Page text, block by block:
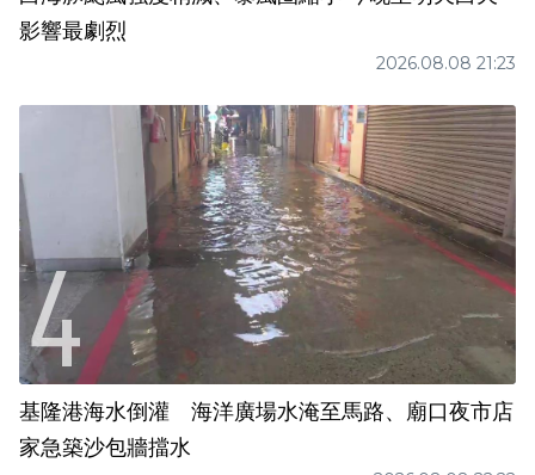
影響最劇烈
2026.08.08 21:23
基隆港海水倒灌 海洋廣場水淹至馬路、廟口夜市店
家急築沙包牆擋水